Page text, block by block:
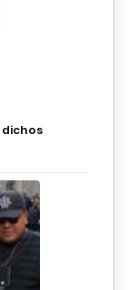
dichos